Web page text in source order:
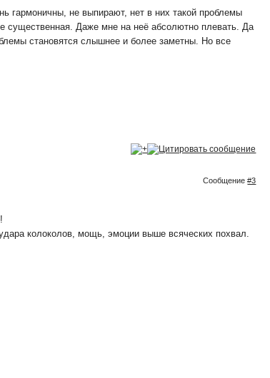
гармоничны, не выпирают, нет в них такой проблемы
существенная. Даже мне на неё абсолютно плевать. Да
становятся слышнее и более заметны. Но все
Сообщение#3
колоколов, мощь, эмоции выше всяческих похвал.